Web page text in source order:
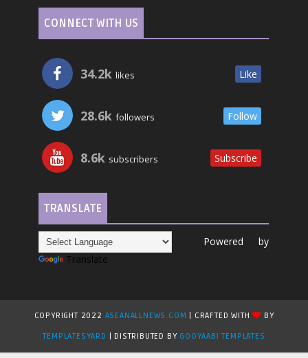
CONNECT WITH US
34.2k likes Like
28.6k followers Follow
8.6k subscribers Subscribe
TRANSLATE
Powered by
Translate
COPYRIGHT 2022 ASEANALLNEWS.COM | CRAFTED WITH
BY
TEMPLATESYARD
| DISTRIBUTED BY GOOYAABI TEMPLATES